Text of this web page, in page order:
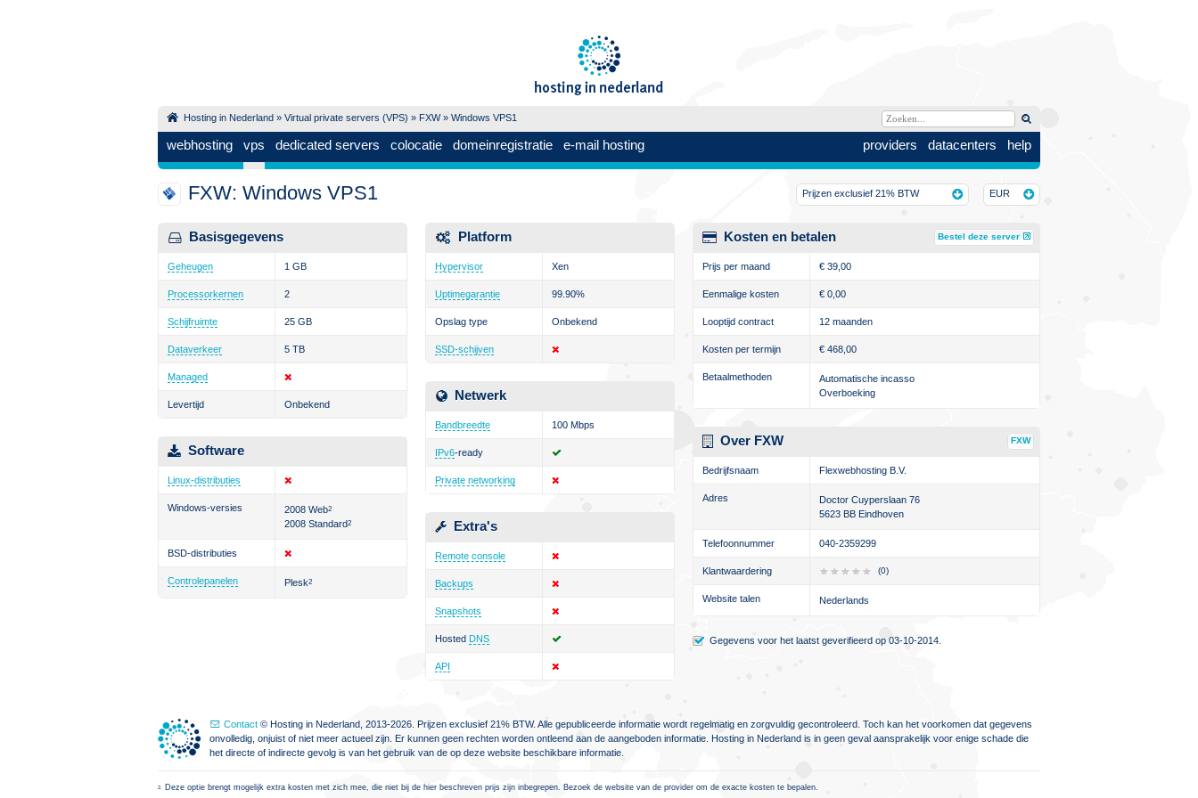
Hosting in Nederland » Virtual private servers (VPS) » FXW» Windows VPS1
providers datacenters help
webhosting vps dedicated servers colocatie domeinregistratie e-mail hosting
EUR
Prijzen exclusief 21% BTW
FXW: Windows VPS1
Basisgegevens
Geheugen 1 GB
Processorkernen 2
Schijfruimte 25 GB
Dataverkeer 5 TB
Managed
Levertijd Onbekend
Software
Linux-distributies
Windows-versies 2008 Web2
2008 Standard2
BSD-distributies
Controlepanelen Plesk2
Platform
Hypervisor Xen
Uptimegarantie 99.90%
Opslag type Onbekend
SSD-schijven
Netwerk
Bandbreedte 100 Mbps
IPv6-ready
Private networking
Extra's
Remote console
Backups
Snapshots
Hosted DNS
API
Kosten en betalen Bestel deze server
Prijs per maand € 39,00
Eenmalige kosten € 0,00
Looptijd contract 12 maanden
Kosten per termijn € 468,00
Betaalmethoden
Automatische incasso
Overboeking
Over FXW FXW
Bedrijfsnaam Flexwebhosting B.V.
Adres
Doctor Cuyperslaan 76
5623 BB Eindhoven
Telefoonnummer 040-2359299
Klantwaardering (0)
Website talen Nederlands
Gegevens voor het laatst geverifieerd op 03-10-2014.
Contact © Hosting in Nederland, 2013-2026. Prijzen exclusief 21% BTW. Alle gepubliceerde informatie wordt regelmatig en zorgvuldig gecontroleerd. Toch kan het voorkomen dat gegevens
onvolledig, onjuist of niet meer actueel zijn. Er kunnen geen rechten worden ontleend aan de aangeboden informatie. Hosting in Nederland is in geen geval aansprakelijk voor enige schade die
het directe of indirecte gevolg is van het gebruik van de op deze website beschikbare informatie.
2. Deze optie brengt mogelijk extra kosten met zich mee, die niet bij de hier beschreven prijs zijn inbegrepen. Bezoek de website van de provider om de exacte kosten te bepalen.